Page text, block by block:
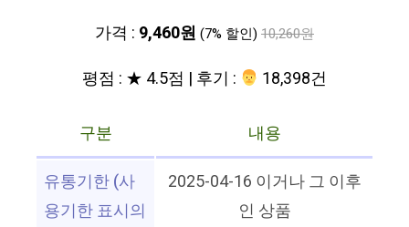
가격 : 9,460원 (7% 할인) 10,260원
평점 : ★ 4.5점 | 후기 : ‍‍ 18,398건
구분
내용
유통기한 (사
용기한 표시의
2025-04-16 이거나 그 이후
인 상품